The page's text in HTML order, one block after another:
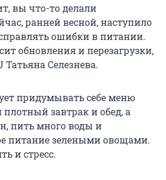
вы что-то делали
ранней весной, наступило
ошибки в питании.
обновления и перезагрузки,
Татьяна Селезнева.
придумывать себе меню
завтрак и обед, а
пить много воды и
питание зелеными овощами.
и стресс.